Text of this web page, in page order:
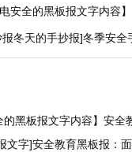
电安全的黑板报文字内容
冬天的手抄报]冬季安全
的黑板报文字内容】安
文字]安全教育黑板报：